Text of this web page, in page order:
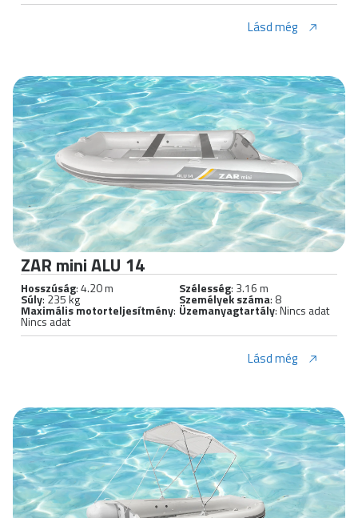
Lásd még
ZAR mini ALU 14
Hosszúság: 4.20 m Szélesség: 3.16 m
Súly: 235 kg Személyek száma: 8
Maximális motorteljesítmény:
Nincs adat
Üzemanyagtartály: Nincs adat
Lásd még